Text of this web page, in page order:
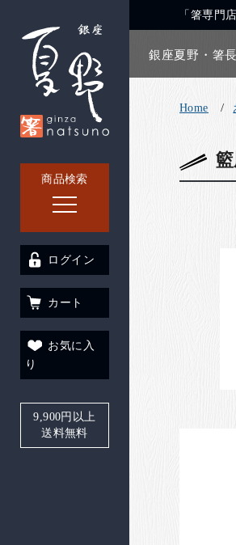
商品検索
「箸専門
銀座夏野・箸長
ログイン
カート
お気に入
り
9,900円以上
送料無料
Home